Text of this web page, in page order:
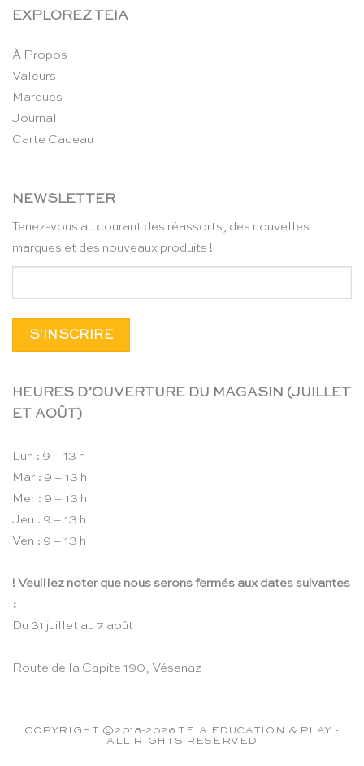
EXPLOREZ TEIA
À Propos
Valeurs
Marques
Journal
Carte Cadeau
NEWSLETTER
Tenez-vous au courant des réassorts, des nouvelles
marques et des nouveaux produits !
HEURES D’OUVERTURE DU MAGASIN (JUILLET
ET AOÛT)
Lun : 9 – 13 h
Mar : 9 – 13 h
Mer : 9 – 13 h
Jeu : 9 – 13 h
Ven : 9 – 13 h
! Veuillez noter que nous serons fermés aux dates suivantes
:
Du 31 juillet au 7 août
Route de la Capite 190, Vésenaz
COPYRIGHT ©2018-2026 TEIA EDUCATION & PLAY -
ALL RIGHTS RESERVED